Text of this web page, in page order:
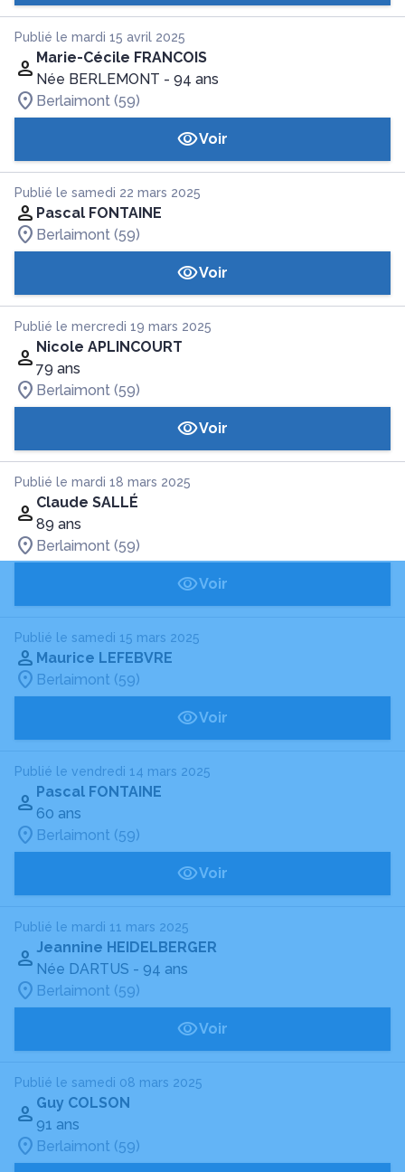
Publié le mardi 15 avril 2025
Marie-Cécile FRANCOIS
Née BERLEMONT - 94 ans
Berlaimont (59)
Voir
Publié le samedi 22 mars 2025
Pascal FONTAINE
Berlaimont (59)
Voir
Publié le mercredi 19 mars 2025
Nicole APLINCOURT
79 ans
Berlaimont (59)
Voir
Publié le mardi 18 mars 2025
Claude SALLÉ
89 ans
Berlaimont (59)
Voir
Publié le samedi 15 mars 2025
Maurice LEFEBVRE
Berlaimont (59)
Voir
Publié le vendredi 14 mars 2025
Pascal FONTAINE
60 ans
Berlaimont (59)
Voir
Publié le mardi 11 mars 2025
Jeannine HEIDELBERGER
Née DARTUS - 94 ans
Berlaimont (59)
Voir
Publié le samedi 08 mars 2025
Guy COLSON
91 ans
Berlaimont (59)